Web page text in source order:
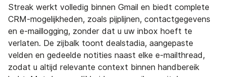
Streak werkt volledig binnen Gmail en biedt complete
CRM-mogelijkheden, zoals pijplijnen, contactgegevens
en e-maillogging, zonder dat u uw inbox hoeft te
verlaten. De zijbalk toont dealstadia, aangepaste
velden en gedeelde notities naast elke e-mailthread,
zodat u altijd relevante context binnen handbereik